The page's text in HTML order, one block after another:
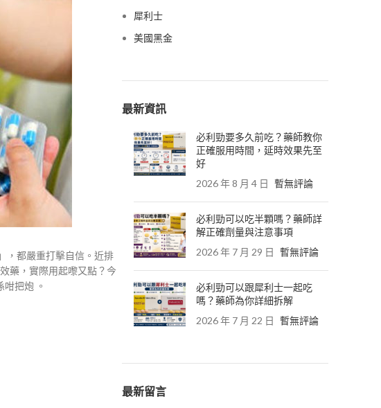
，都嚴重打擊自信。近排
藥，實際用起嚟又點？今
把炮 。
犀利士
美國黑金
最新資訊
必利勁要多久前吃？藥師教你
正確服用時間，延時效果先至
好
2026 年 8 月 4 日 暫無評論
必利勁可以吃半顆嗎？藥師詳
解正確劑量與注意事項
2026 年 7 月 29 日 暫無評論
必利勁可以跟犀利士一起吃
嗎？藥師為你詳細拆解
2026 年 7 月 22 日 暫無評論
最新留言